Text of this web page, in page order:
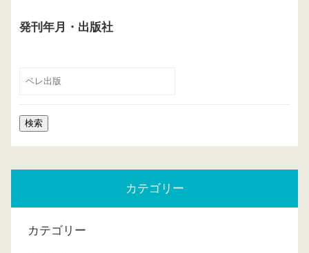
発刊年月・出版社
カテゴリー
カテゴリー